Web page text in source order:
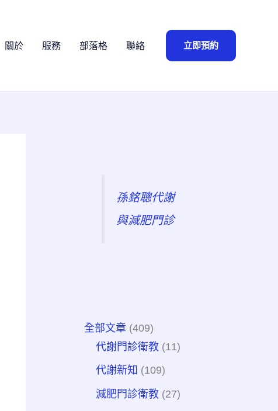
關於 服務 部落格 聯絡 立即預約
孫銘聰代謝
與減肥門診
全部文章 (409)
代謝門診衛教 (11)
代謝新知 (109)
減肥門診衛教 (27)